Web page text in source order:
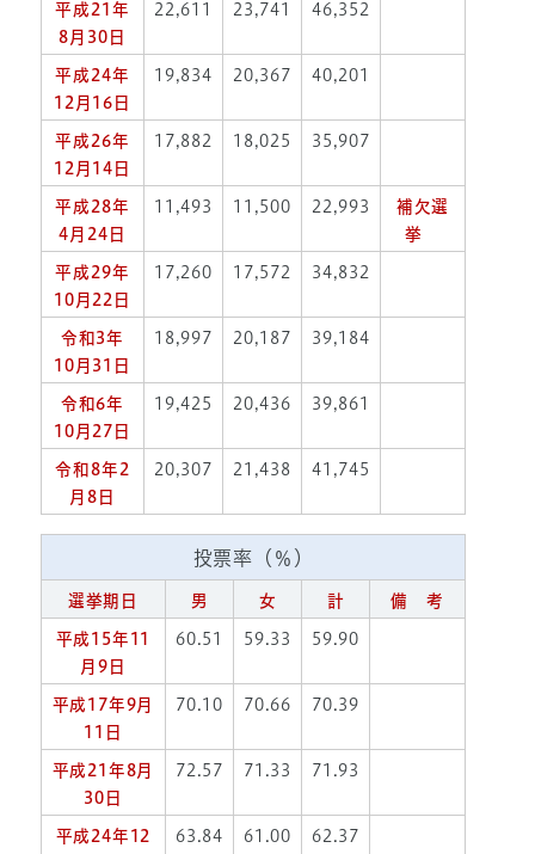
平成21年
8月30日
22,611 23,741 46,352
平成24年
12月16日
19,834 20,367 40,201
平成26年
12月14日
17,882 18,025 35,907
平成28年
4月24日
11,493 11,500 22,993
補欠選
挙
平成29年
10月22日
17,260 17,572 34,832
令和3年
10月31日
18,997 20,187 39,184
令和6年
10月27日
19,425 20,436 39,861
令和8年2
月8日
20,307 21,438 41,745
投票率（％）
選挙期日 男 女 計 備 考
平成15年11
月9日
60.51 59.33 59.90
平成17年9月
11日
70.10 70.66 70.39
平成21年8月
30日
72.57 71.33 71.93
平成24年12 63.84 61.00 62.37